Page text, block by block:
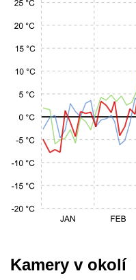
Kamery v okolí